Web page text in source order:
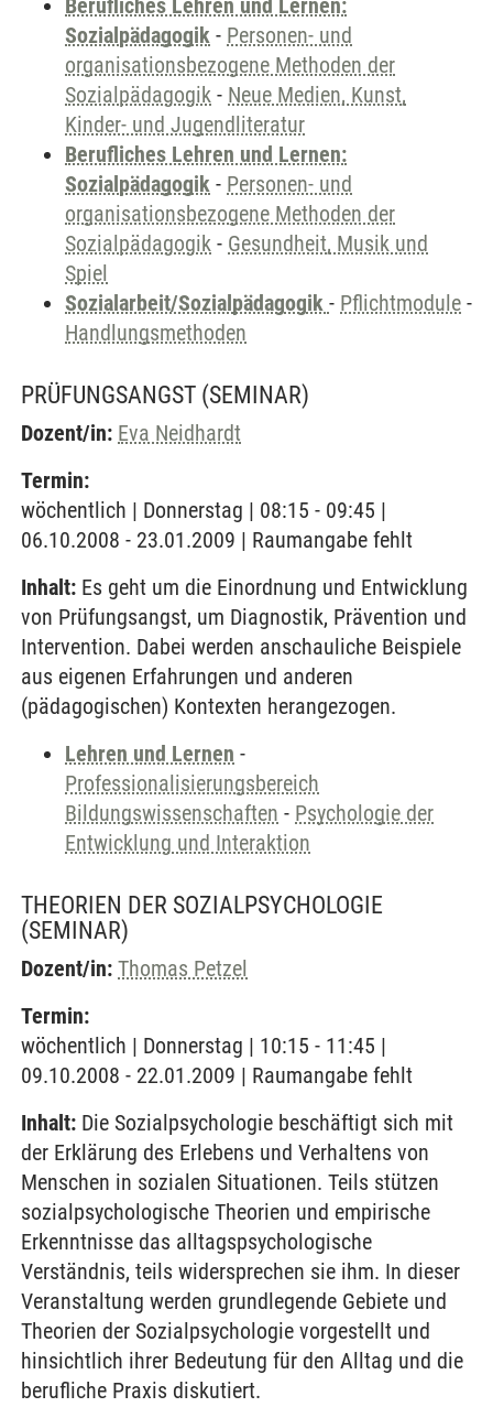
Berufliches Lehren und Lernen:
Sozialpädagogik - Personen- und
organisationsbezogene Methoden der
Sozialpädagogik - Neue Medien, Kunst,
Kinder- und Jugendliteratur
Berufliches Lehren und Lernen:
Sozialpädagogik - Personen- und
organisationsbezogene Methoden der
Sozialpädagogik - Gesundheit, Musik und
Spiel
Sozialarbeit/Sozialpädagogik - Pflichtmodule -
Handlungsmethoden
PRÜFUNGSANGST (SEMINAR)
Dozent/in: Eva Neidhardt
Termin:
wöchentlich | Donnerstag | 08:15 - 09:45 |
06.10.2008 - 23.01.2009 | Raumangabe fehlt
Inhalt: Es geht um die Einordnung und Entwicklung
von Prüfungsangst, um Diagnostik, Prävention und
Intervention. Dabei werden anschauliche Beispiele
aus eigenen Erfahrungen und anderen
(pädagogischen) Kontexten herangezogen.
Lehren und Lernen -
Professionalisierungsbereich
Bildungswissenschaften - Psychologie der
Entwicklung und Interaktion
THEORIEN DER SOZIALPSYCHOLOGIE
(SEMINAR)
Dozent/in: Thomas Petzel
Termin:
wöchentlich | Donnerstag | 10:15 - 11:45 |
09.10.2008 - 22.01.2009 | Raumangabe fehlt
Inhalt: Die Sozialpsychologie beschäftigt sich mit
der Erklärung des Erlebens und Verhaltens von
Menschen in sozialen Situationen. Teils stützen
sozialpsychologische Theorien und empirische
Erkenntnisse das alltagspsychologische
Verständnis, teils widersprechen sie ihm. In dieser
Veranstaltung werden grundlegende Gebiete und
Theorien der Sozialpsychologie vorgestellt und
hinsichtlich ihrer Bedeutung für den Alltag und die
berufliche Praxis diskutiert.